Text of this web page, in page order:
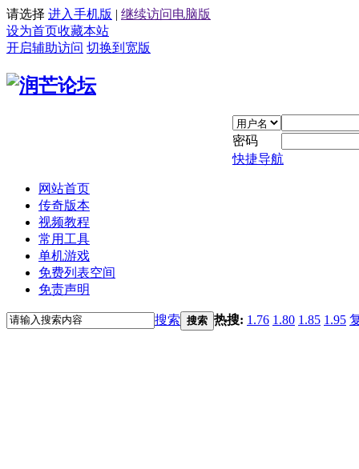
请选择 进入手机版 | 继续访问电脑版
设为首页收藏本站
开启辅助访问 切换到宽版
密码
快捷导航
网站首页
传奇版本
视频教程
常用工具
单机游戏
免费列表空间
免责声明
搜索 搜索 热搜: 1.76 1.80 1.85 1.95